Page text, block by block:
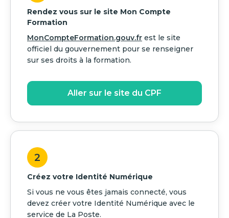
Rendez vous sur le site Mon Compte
Formation
MonCompteFormation.gouv.fr est le site
officiel du gouvernement pour se renseigner
sur ses droits à la formation.
Aller sur le site du CPF
2
Créez votre Identité Numérique
Si vous ne vous êtes jamais connecté, vous
devez créer votre Identité Numérique avec le
service de La Poste.